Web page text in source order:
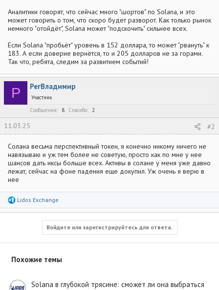
Аналитики говорят, что сейчас много "шортов" по Solana, и это
может говорить о том, что скоро будет разворот. Как только рынок
немного "отойдёт", Solana может "подскочить" сильнее всех.
Если Solana "пробьёт" уровень в 152 доллара, то может "рвануть" к
183. А если доверие вернётся, то и 205 долларов не за горами.
Так что, ребята, следим за развитием событий!
Р РегВладимир
Участник
Сообщения
8 Спасибо 2
11.03.25 #2
Солана весьма перспективный токен, я конечно никому ничего не
навязываю и уж тем более не советую, просто как по мне у нее
шансов дать иксы больше всех. Активы в солане у меня уже давно
лежат, сейчас на фоне падения еще докупил. Уж очень я верю в
нее
Р
а
Lidos Exchange
Войдите или зарегистрируйтесь для ответа.
Похожие темы
Solana в глубокой трясине: сможет ли она выбраться